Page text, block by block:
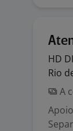
HD
Rio
A